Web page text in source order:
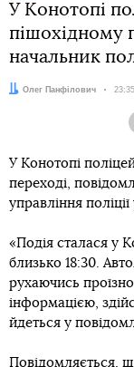
У Конотопі
пішохідному
начальник
Автор:
Олег Панфілович Дата:
У Конотопі
переході,
управління
«Подія сталася у
близько 18:30.
рухаючись
інформацією,
йдеться у
Повідомляється,